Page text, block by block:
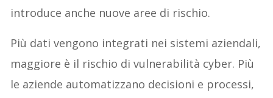
introduce anche nuove aree di rischio.
Più dati vengono integrati nei sistemi aziendali,
maggiore è il rischio di vulnerabilità cyber. Più
le aziende automatizzano decisioni e processi,